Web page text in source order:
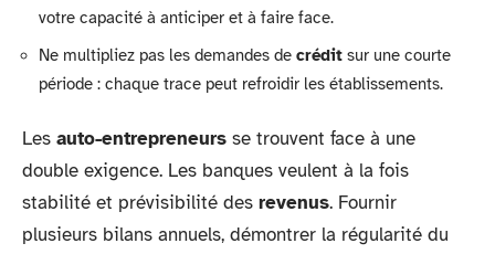
votre capacité à anticiper et à faire face.
Ne multipliez pas les demandes de crédit sur une courte
période : chaque trace peut refroidir les établissements.
Les auto-entrepreneurs se trouvent face à une
double exigence. Les banques veulent à la fois
stabilité et prévisibilité des revenus. Fournir
plusieurs bilans annuels, démontrer la régularité du